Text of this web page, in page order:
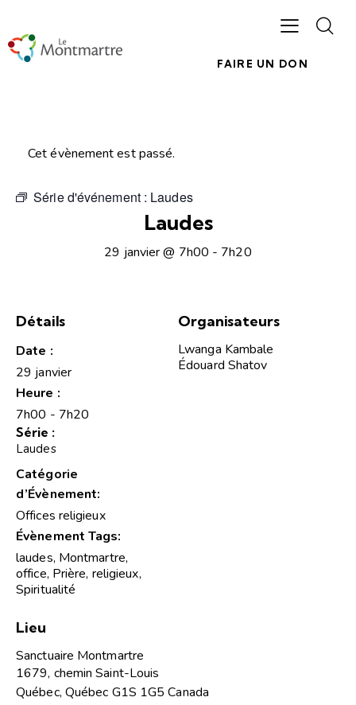
FAIRE UN DON
Cet évènement est passé.
Série d'événement : Laudes
Laudes
29 janvier @ 7h00 - 7h20
Détails
Date :
29 janvier
Heure :
7h00 - 7h20
Série :
Laudes
Catégorie
d’Évènement:
Offices religieux
Évènement Tags:
laudes, Montmartre,
office, Prière, religieux,
Spiritualité
Organisateurs
Lwanga Kambale
Édouard Shatov
Lieu
Sanctuaire Montmartre
1679, chemin Saint-Louis
Québec, Québec G1S 1G5 Canada